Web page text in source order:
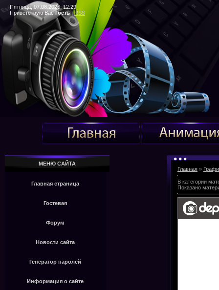
Пятница, 07.08.2026, 12:29
Приветствую Вас Гость|RSS
МЕНЮ САЙТА
Главная страница
Гостевая
Форум
Новости сайта
Генератор паролей
Информация о сайте
Главная »
В категории
Показано